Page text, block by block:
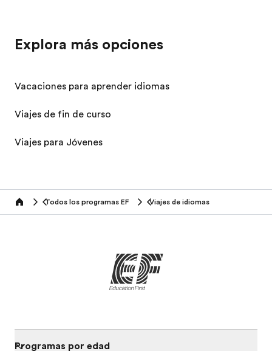
Explora más opciones
Vacaciones para aprender idiomas
Viajes de fin de curso
Viajes para Jóvenes
home Todos los programas EF Viajes de idiomas
Programas por edad